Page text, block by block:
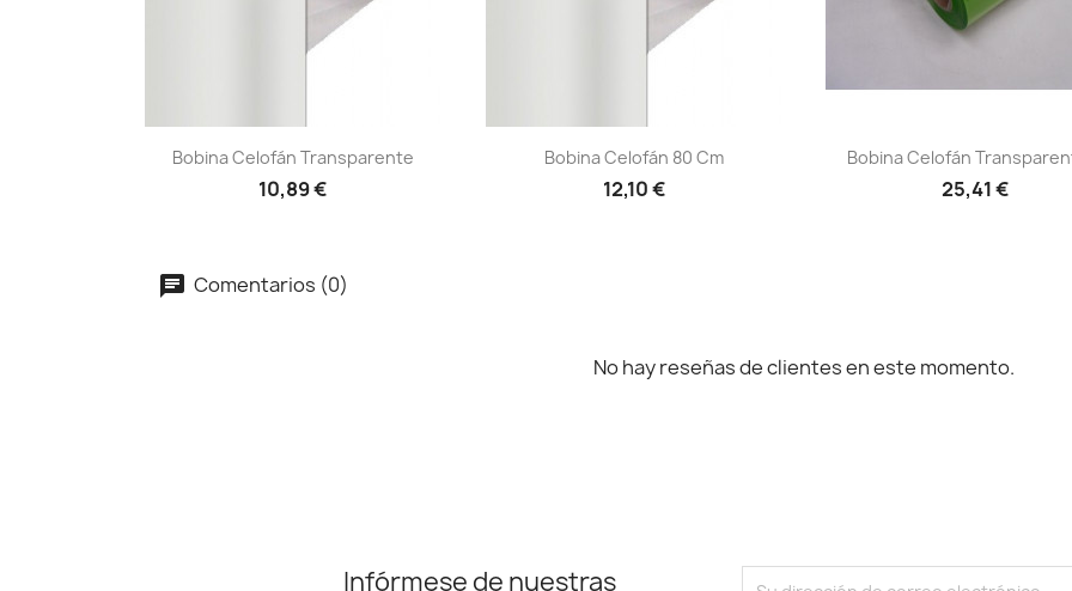
Vista rápida
Bobina Celofán Transparente
10,89 €
Vista rápida
Bobina Celofán 80 Cm
12,10 €
Vista rápida
Bobina Celofán
25,41 €
Comentarios (0)
No hay reseñas de clientes en este momento.
Infórmese de nuestras